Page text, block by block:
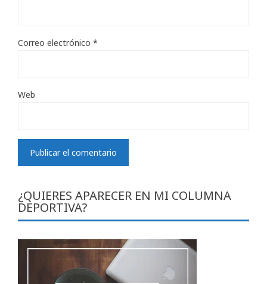
Correo electrónico *
Web
¿QUIERES APARECER EN MI COLUMNA
DEPORTIVA?